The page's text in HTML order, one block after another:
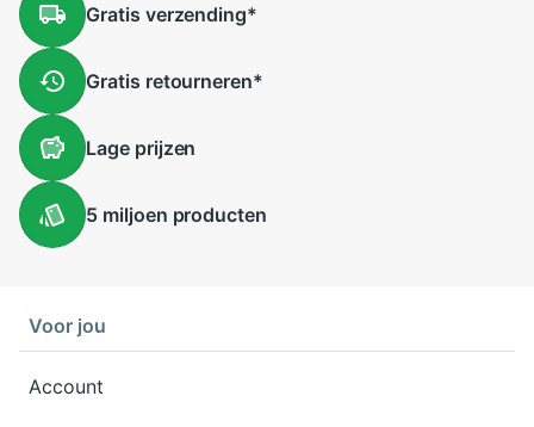
Gratis verzending*
Gratis retourneren*
Lageprijzen
5 miljoen producten
Voor jou
Account